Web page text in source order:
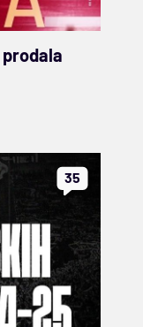
prodala
35